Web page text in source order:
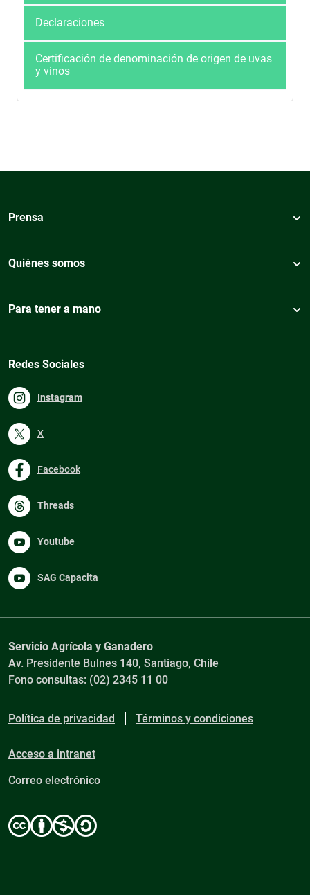
Declaraciones
Certificación de denominación de origen de uvas
y vinos
Prensa
Quiénes somos
Para tener a mano
Redes Sociales
Instagram
X
Facebook
Threads
Youtube
SAG Capacita
Servicio Agrícola y Ganadero
Av. Presidente Bulnes 140, Santiago, Chile
Fono consultas: (02) 2345 11 00
Política de privacidad Términos y condiciones
Acceso a intranet
Correo electrónico